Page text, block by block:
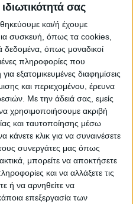
σας
και/ή έχουμε
συσκευή, όπως τα cookies,
δεδομένα, όπως μοναδικοί
πληροφορίες που
εξατομικευμένες διαφημίσεις
και περιεχομένου, έρευνα
Με την άδειά σας, εμείς
χρησιμοποιήσουμε ακριβή
και ταυτοποίησης μέσω
κλικ για να συναινέσετε
συνεργάτες μας όπως
μπορείτε να αποκτήσετε
και να αλλάξετε τις
ή να αρνηθείτε να
επεξεργασία των